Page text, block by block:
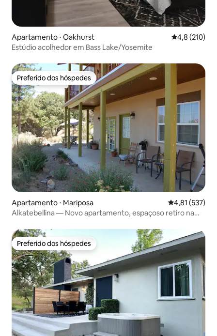
Apartamento ⋅ Oakhurst 4,8 de uma
4,8 (210)
Estúdio acolhedor em Bass Lake/Yosemite
Preferido dos hóspedes
Preferido dos hóspedes
Apartamento ⋅ Mariposa 4,81 de uma
4,81 (537)
Alkatebellina — Novo apartamento, espaçoso retiro na
Preferido dos hóspedes
Preferido dos hóspedes